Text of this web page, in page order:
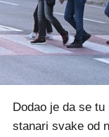
Dodao je da se
stanari svake od